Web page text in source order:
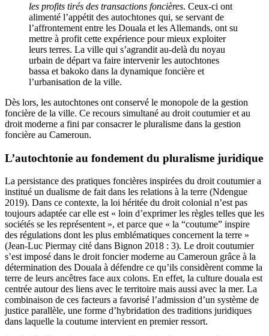
les profits tirés des transactions foncières. Ceux-ci ont
alimenté l’appétit des autochtones qui, se servant de
l’affrontement entre les Douala et les Allemands, ont su
mettre à profit cette expérience pour mieux exploiter
leurs terres. La ville qui s’agrandit au-delà du noyau
urbain de départ va faire intervenir les autochtones
bassa et bakoko dans la dynamique foncière et
l’urbanisation de la ville.
Dès lors, les autochtones ont conservé le monopole de la gestion
foncière de la ville. Ce recours simultané au droit coutumier et au
droit moderne a fini par consacrer le pluralisme dans la gestion
foncière au Cameroun.
L’autochtonie au fondement du pluralisme juridique
La persistance des pratiques foncières inspirées du droit coutumier a
institué un dualisme de fait dans les relations à la terre (Ndengue
2019). Dans ce contexte, la loi héritée du droit colonial n’est pas
toujours adaptée car elle est « loin d’exprimer les règles telles que les
sociétés se les représentent », et parce que « la “coutume” inspire
des régulations dont les plus emblématiques concernent la terre »
(Jean-Luc Piermay cité dans Bignon 2018 : 3). Le droit coutumier
s’est imposé dans le droit foncier moderne au Cameroun grâce à la
détermination des Douala à défendre ce qu’ils considèrent comme la
terre de leurs ancêtres face aux colons. En effet, la culture douala est
centrée autour des liens avec le territoire mais aussi avec la mer. La
combinaison de ces facteurs a favorisé l’admission d’un système de
justice parallèle, une forme d’hybridation des traditions juridiques
dans laquelle la coutume intervient en premier ressort.